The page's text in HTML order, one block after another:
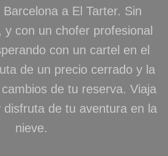
a El Tarter. Sin
y con un chofer profesional
con un cartel en el
de un precio cerrado y la
de tu reserva. Viaja
disfruta de tu aventura en la
nieve.